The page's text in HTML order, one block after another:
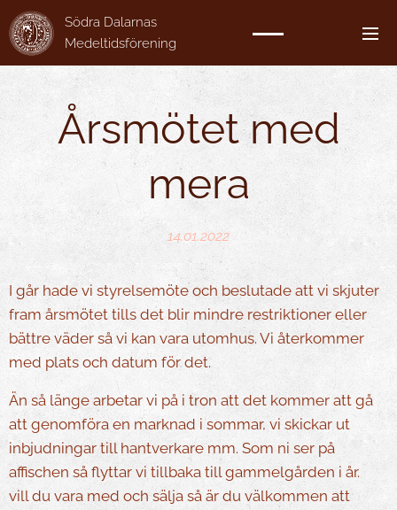
Södra Dalarnas
Medeltidsförening
Årsmötet med
mera
14.01.2022
I går hade vi styrelsemöte och beslutade att vi skjuter
fram årsmötet tills det blir mindre restriktioner eller
bättre väder så vi kan vara utomhus. Vi återkommer
med plats och datum för det.
Än så länge arbetar vi på i tron att det kommer att gå
att genomföra en marknad i sommar, vi skickar ut
inbjudningar till hantverkare mm. Som ni ser på
affischen så flyttar vi tillbaka till gammelgården i år.
vill du vara med och sälja så är du välkommen att